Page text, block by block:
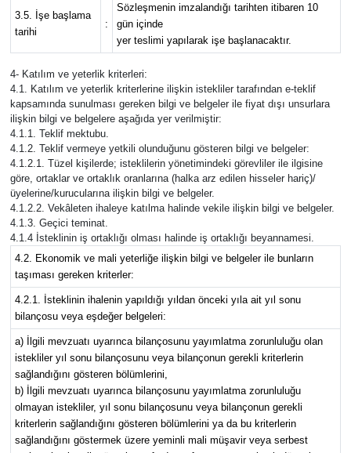
3.5. İşe başlama
tarihi
:
Sözleşmenin imzalandığı tarihten itibaren 10
gün içinde
yer teslimi yapılarak işe başlanacaktır.
4- Katılım ve yeterlik kriterleri:
4.1. Katılım ve yeterlik kriterlerine ilişkin istekliler tarafından e-teklif
kapsamında sunulması gereken bilgi ve belgeler ile fiyat dışı unsurlara
ilişkin bilgi ve belgelere aşağıda yer verilmiştir:
4.1.1. Teklif mektubu.
4.1.2. Teklif vermeye yetkili olunduğunu gösteren bilgi ve belgeler:
4.1.2.1. Tüzel kişilerde; isteklilerin yönetimindeki görevliler ile ilgisine
göre, ortaklar ve ortaklık oranlarına (halka arz edilen hisseler hariç)/
üyelerine/kurucularına ilişkin bilgi ve belgeler.
4.1.2.2. Vekâleten ihaleye katılma halinde vekile ilişkin bilgi ve belgeler.
4.1.3. Geçici teminat.
4.1.4 İsteklinin iş ortaklığı olması halinde iş ortaklığı beyannamesi.
4.2. Ekonomik ve mali yeterliğe ilişkin bilgi ve belgeler ile bunların
taşıması gereken kriterler:
4.2.1. İsteklinin ihalenin yapıldığı yıldan önceki yıla ait yıl sonu
bilançosu veya eşdeğer belgeleri:
a) İlgili mevzuatı uyarınca bilançosunu yayımlatma zorunluluğu olan
istekliler yıl sonu bilançosunu veya bilançonun gerekli kriterlerin
sağlandığını gösteren bölümlerini,
b) İlgili mevzuatı uyarınca bilançosunu yayımlatma zorunluluğu
olmayan istekliler, yıl sonu bilançosunu veya bilançonun gerekli
kriterlerin sağlandığını gösteren bölümlerini ya da bu kriterlerin
sağlandığını göstermek üzere yeminli mali müşavir veya serbest